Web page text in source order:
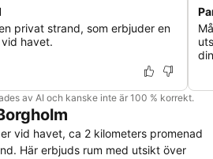
privat strand, som erbjuder en
havet.
av AI och kanske inte är 100 % korrekt.
vid havet, ca 2 kilometers promenad
Här erbjuds rum med utsikt över